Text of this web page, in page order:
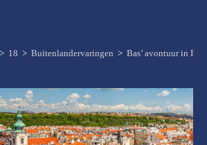
search
> 18 > Buitenlandervaringen > Bas’ avontuur in